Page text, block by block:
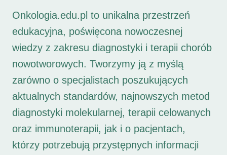
Onkologia.edu.pl to unikalna przestrzeń
edukacyjna, poświęcona nowoczesnej
wiedzy z zakresu diagnostyki i terapii chorób
nowotworowych. Tworzymy ją z myślą
zarówno o specjalistach poszukujących
aktualnych standardów, najnowszych metod
diagnostyki molekularnej, terapii celowanych
oraz immunoterapii, jak i o pacjentach,
którzy potrzebują przystępnych informacji